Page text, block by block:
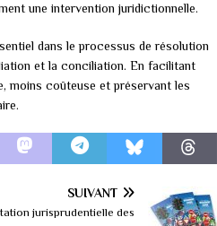
une intervention juridictionnelle.
dans le processus de résolution
et la conciliation. En facilitant
moins coûteuse et préservant les
SUIVANT
jurisprudentielle des